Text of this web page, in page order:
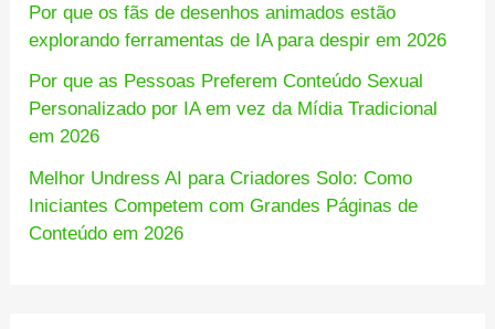
Por que os fãs de desenhos animados estão
explorando ferramentas de IA para despir em 2026
Por que as Pessoas Preferem Conteúdo Sexual
Personalizado por IA em vez da Mídia Tradicional
em 2026
Melhor Undress AI para Criadores Solo: Como
Iniciantes Competem com Grandes Páginas de
Conteúdo em 2026